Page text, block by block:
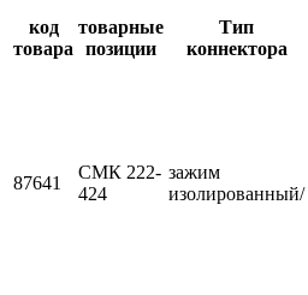
код
товара
товарные
позиции
Тип
коннектора
87641
СМК 222-
424
зажим
изолированный/